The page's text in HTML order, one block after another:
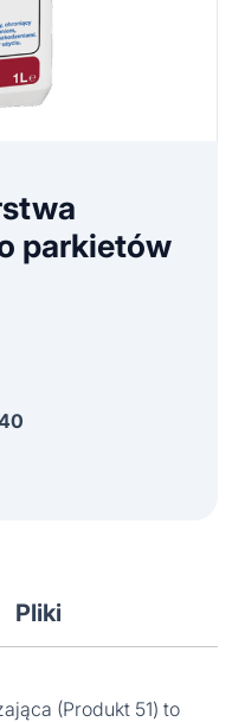
parkietów
Pliki
(Produkt 51) to